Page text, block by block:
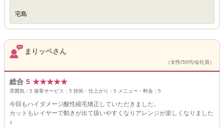
宅島
まりッペさん
（女性/50代/会社員）
総合 5 ★★★★★
雰囲気： 5 接客サービス： 5 技術・仕上がり： 5 メニュー・料金： 5
今回もハイダメージ酸性縮毛矯正していただきました。
カットもレイヤーで動きが出て扱いやすくなりアレンジが楽しくなりました
♪